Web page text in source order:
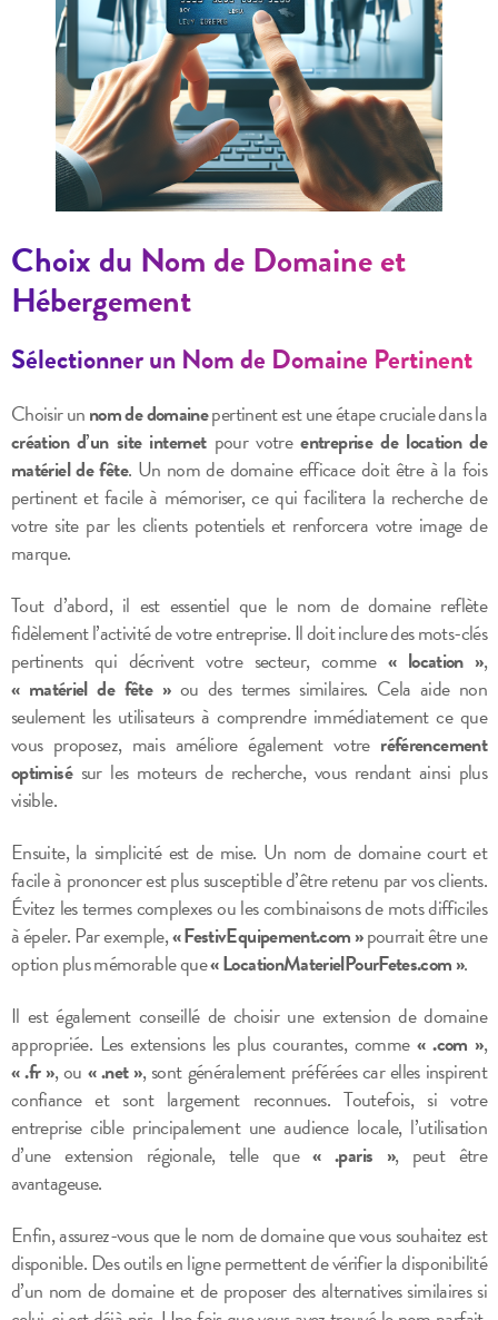
Choix du Nom de Domaine et
Hébergement
Sélectionner un Nom de Domaine Pertinent
Choisir unnom de domainepertinent est une étape cruciale dans la
création d’un site internetpour votreentreprise de location de
matériel de fête. Un nom de domaine efficace doit être à la fois
pertinent et facile à mémoriser, ce qui facilitera la recherche de
votre site par les clients potentiels et renforcera votre image de
marque.
Tout d’abord, il est essentiel que le nom de domaine reflète
fidèlement l’activité de votre entreprise. Il doit inclure des mots-clés
pertinents qui décrivent votre secteur, comme« location »,
« matériel de fête »ou des termes similaires. Cela aide non
seulement les utilisateurs à comprendre immédiatement ce que
vous proposez, mais améliore également votre référencement
optimisésur les moteurs de recherche, vous rendant ainsi plus
visible.
Ensuite, la simplicité est de mise. Un nom de domaine court et
facile à prononcer est plus susceptible d’être retenu par vos clients.
Évitez les termes complexes ou les combinaisons de mots difficiles
à épeler. Par exemple,« FestivEquipement.com »pourrait être une
option plus mémorable que« LocationMaterielPourFetes.com ».
Il est également conseillé de choisir une extension de domaine
appropriée. Les extensions les plus courantes, comme« .com »,
« .fr », ou « .net », sont généralement préférées car elles inspirent
confiance et sont largement reconnues. Toutefois, si votre
entreprise cible principalement une audience locale, l’utilisation
d’une extension régionale, telle que« .paris », peut être
avantageuse.
Enfin, assurez-vous que le nom de domaine que vous souhaitez est
disponible. Des outils en ligne permettent de vérifier la disponibilité
d’un nom de domaine et de proposer des alternatives similaires si